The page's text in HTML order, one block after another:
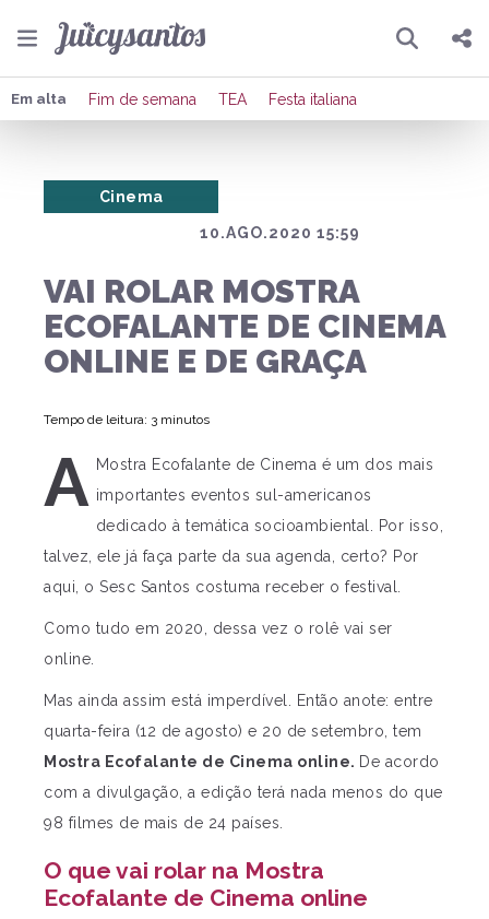
Pesquisar
Compartilhar
Publicar no X
Em alta Fim de semana TEA Festa italiana
10.AGO.2020 15:59
Cinema
VAI ROLAR MOSTRA
ECOFALANTE DE CINEMA
ONLINE E DE GRAÇA
Tempo de leitura: 3 minutos
A Mostra Ecofalante de Cinema é um dos mais
importantes eventos sul-americanos
dedicado à temática socioambiental. Por isso,
talvez, ele já faça parte da sua agenda, certo? Por
aqui, o Sesc Santos costuma receber o festival.
Como tudo em 2020, dessa vez o rolê vai ser
online.
Mas ainda assim está imperdível. Então anote: entre
quarta-feira (12 de agosto) e 20 de setembro, tem
Mostra Ecofalante de Cinema online. De acordo
com a divulgação, a edição terá nada menos do que
98 filmes de mais de 24 países.
O que vai rolar na Mostra
Ecofalante de Cinema online